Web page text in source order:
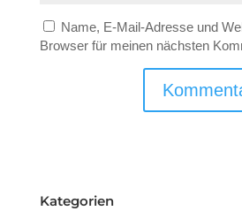
Name, E-Mail-Adresse und
Browser für meinen nächsten
Kategorien